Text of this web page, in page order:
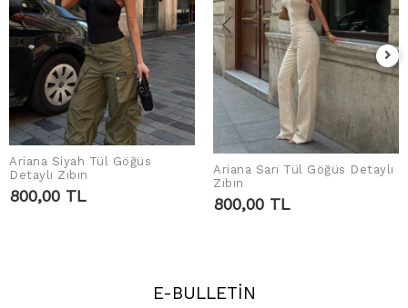
ADD TO CART
Ariana Siyah Tül Göğüs
Detaylı Zıbın
800,00 TL
ADD TO CART
Ariana Sarı Tül Göğüs Detaylı
Zıbın
800,00 TL
E-BULLETİN